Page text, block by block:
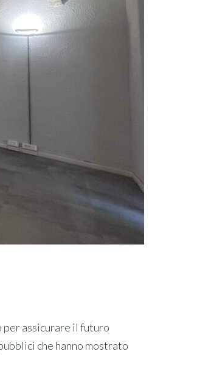
assicurare il futuro
che hanno mostrato